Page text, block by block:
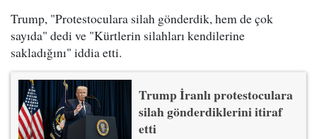
Trump, "Protestoculara silah gönderdik, hem de çok
sayıda" dedi ve "Kürtlerin silahları kendilerine
sakladığını" iddia etti.
Trump İranlı protestoculara
silah gönderdiklerini itiraf
etti